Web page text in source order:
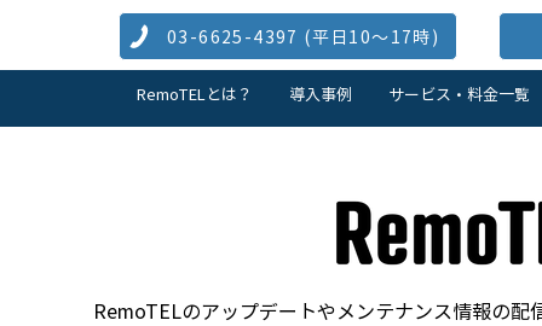
03-6625-4397 (​平日10～17時)
RemoTELとは？ 導入事例 サービス・料金一覧
RemoTELのアップデートやメンテナンス情報の